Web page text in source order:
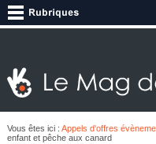
Vous êtes ici : Appels d'offres
enfant et pêche aux canard